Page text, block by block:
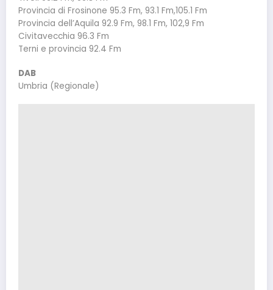
Provincia di Frosinone 95.3 Fm, 93.1 Fm,105.1 Fm
Provincia dell’Aquila 92.9 Fm, 98.1 Fm, 102,9 Fm
Civitavecchia 96.3 Fm
Terni e provincia 92.4 Fm
DAB
Umbria (Regionale)